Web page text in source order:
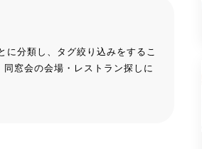
に分類し、タグ絞り込みをするこ
窓会の会場・レストラン探しに